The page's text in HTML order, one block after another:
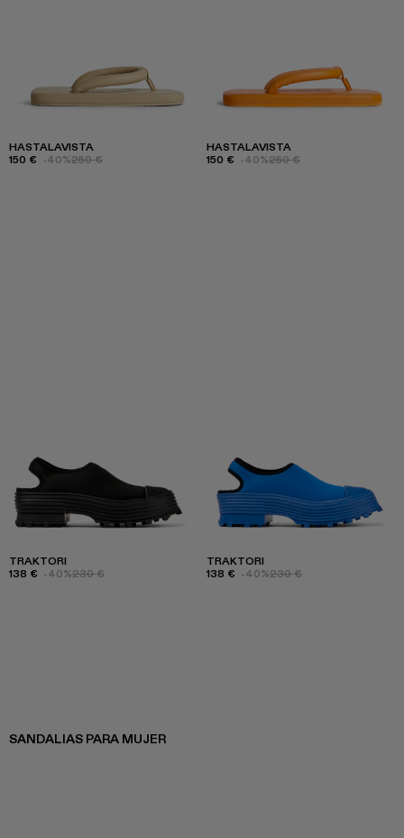
HASTALAVISTA
150 € -40%250 €
HASTALAVISTA
150 € -40%250 €
TRAKTORI
138 € -40%230 €
TRAKTORI
138 € -40%230 €
SANDALIAS PARA MUJER